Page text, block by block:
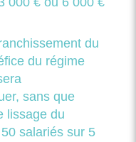
du
du régime
sans que
lissage du
salariés sur 5